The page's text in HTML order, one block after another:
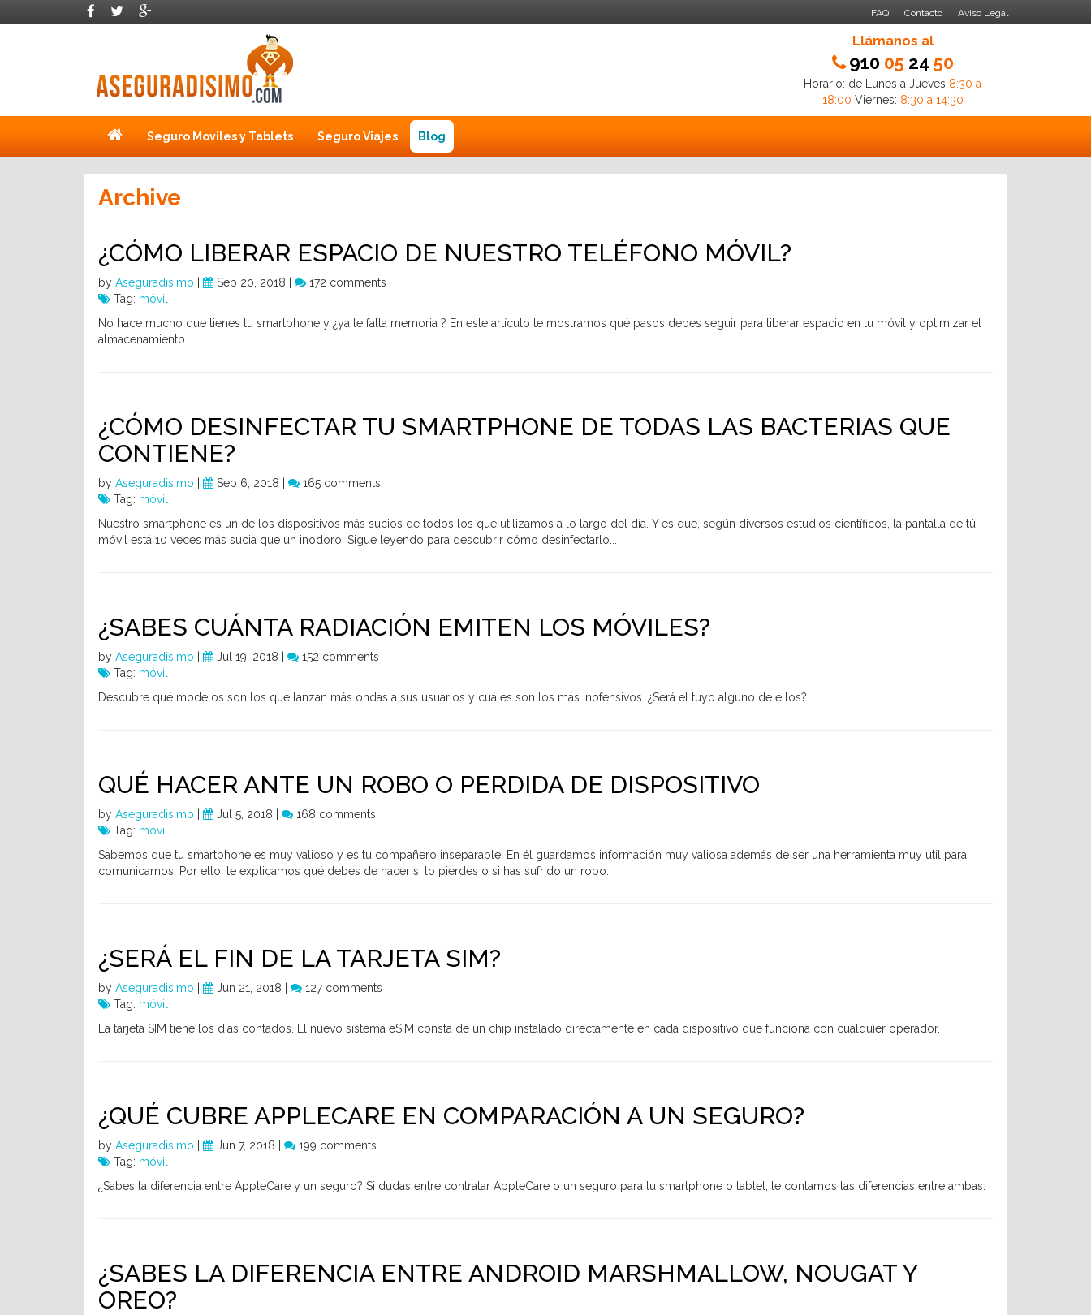
FAQ Contacto Aviso Legal
Llámanos al
910 05 24 50
Horario: de Lunes a Jueves 8:30 a
18:00 Viernes: 8:30 a 14:30
Seguro Moviles y Tablets Seguro Viajes Blog
Archive
¿CÓMO LIBERAR ESPACIO DE NUESTRO TELÉFONO MÓVIL?
by Aseguradisimo Sep 20, 2018 |
172 comments
Tag: móvil
No hace mucho que tienes tu smartphone y ¿ya te falta memoria ? En este artículo te mostramos qué pasos debes seguir para liberar espacio en tu móvil y optimizar el
almacenamiento.
¿CÓMO DESINFECTAR TU SMARTPHONE DE TODAS LAS BACTERIAS QUE
CONTIENE?
by Aseguradisimo Sep 6, 2018 |
165 comments
Tag: móvil
Nuestro smartphone es un de los dispositivos más sucios de todos los que utilizamos a lo largo del día. Y es que, según diversos estudios científicos, la pantalla de tú
móvil está 10 veces más sucia que un inodoro. Sigue leyendo para descubrir cómo desinfectarlo...
¿SABES CUÁNTA RADIACIÓN EMITEN LOS MÓVILES?
by Aseguradisimo Jul 19, 2018 |
152 comments
Tag: móvil
Descubre qué modelos son los que lanzan más ondas a sus usuarios y cuáles son los más inofensivos. ¿Será el tuyo alguno de ellos?
QUÉ HACER ANTE UN ROBO O PERDIDA DE DISPOSITIVO
by Aseguradisimo Jul 5, 2018 |
168 comments
Tag: móvil
Sabemos que tu smartphone es muy valioso y es tu compañero inseparable. En él guardamos información muy valiosa además de ser una herramienta muy útil para
comunicarnos. Por ello, te explicamos qué debes de hacer si lo pierdes o si has sufrido un robo.
¿SERÁ EL FIN DE LA TARJETA SIM?
by Aseguradisimo Jun 21, 2018 |
127 comments
Tag: móvil
La tarjeta SIM tiene los días contados. El nuevo sistema eSIM consta de un chip instalado directamente en cada dispositivo que funciona con cualquier operador.
¿QUÉ CUBRE APPLECARE EN COMPARACIÓN A UN SEGURO?
by Aseguradisimo Jun 7, 2018 |
199 comments
Tag: móvil
¿Sabes la diferencia entre AppleCare y un seguro? Si dudas entre contratar AppleCare o un seguro para tu smartphone o tablet, te contamos las diferencias entre ambas.
¿SABES LA DIFERENCIA ENTRE ANDROID MARSHMALLOW, NOUGAT Y
OREO?